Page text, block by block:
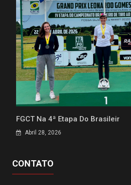
FGCT Na 4ª Etapa Do Brasileir
Abril 28, 2026
CONTATO